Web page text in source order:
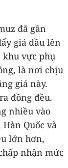
đã gần
giá dầu lên
khu vực phụ
là nơi chịu
giá này.
đồng đều.
nhiều vào
Quốc và
lớn hơn,
nhận mức